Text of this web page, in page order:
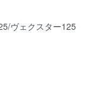
ヴェクスター125